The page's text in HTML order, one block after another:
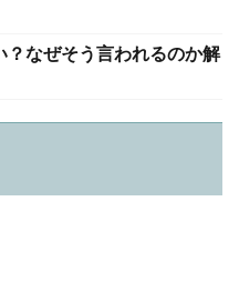
なぜそう言われるのか解